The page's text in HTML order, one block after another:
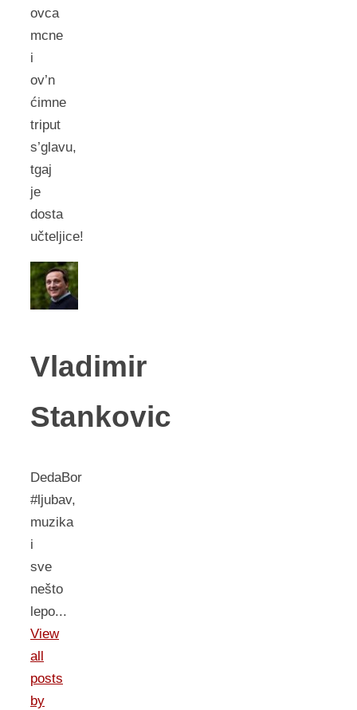
ovca
mcne
i
ov’n
ćimne
triput
s’glavu,
tgaj
je
dosta
učteljice!
Vladimir
Stankovic
DedaBor
#ljubav,
muzika
i
sve
nešto
lepo...
View
all
posts
by